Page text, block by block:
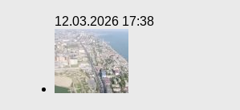
12.03.2026 17:38